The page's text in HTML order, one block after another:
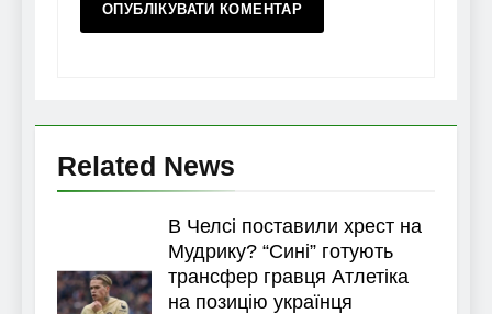
Related News
В Челсі поставили хрест на
Мудрику? “Сині” готують
трансфер гравця Атлетіка
на позицію українця